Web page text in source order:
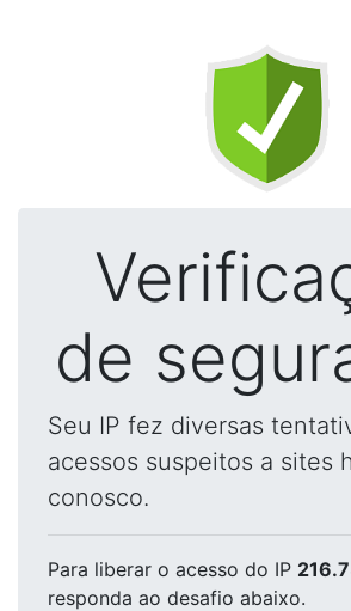
de
Seu IP fez diversas
acessos suspeitos a sites
conosco.
Para liberar o acesso do IP
responda ao desafio abaixo.